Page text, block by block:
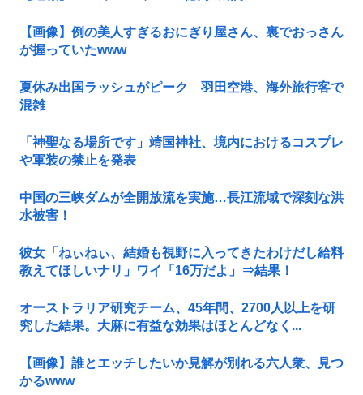
【画像】例の美人すぎるおにぎり屋さん、裏でおっさん
が握っていたwww
夏休み出国ラッシュがピーク 羽田空港、海外旅行客で
混雑
「神聖なる場所です」靖国神社、境内におけるコスプレ
や軍装の禁止を発表
中国の三峡ダムが全開放流を実施…長江流域で深刻な洪
水被害！
彼女「ねぃねぃ、結婚も視野に入ってきたわけだし給料
教えてほしいナリ」ワイ「16万だよ」⇒結果！
オーストラリア研究チーム、45年間、2700人以上を研
究した結果。大麻に有益な効果はほとんどなく...
【画像】誰とエッチしたいか見解が別れる六人衆、見つ
かるwww